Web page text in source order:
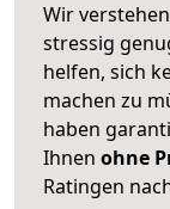
Wir
stressig
helfen, sich
machen zu
haben
Ihnen ohne
Ratingen